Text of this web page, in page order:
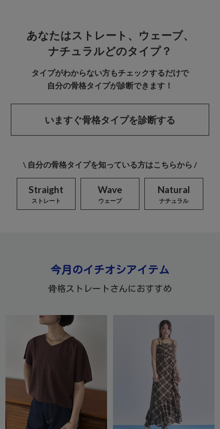
あなたはストレート、ウェーブ、
ナチュラルどのタイプ？
タイプがわからない方もチェックするだけで
自分の骨格タイプが診断できます！
いますぐ骨格タイプを診断する
\ 自分の骨格タイプを知っている方はこちらから /
Straight
ストレート
Wave
ウェーブ
Natural
ナチュラル
今月のイチオシアイテム
骨格ストレートさんにおすすめ